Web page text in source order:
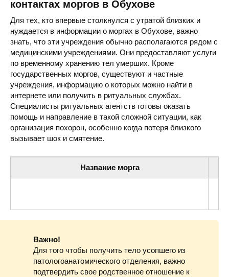
контактах моргов в Обухове
Для тех, кто впервые столкнулся с утратой близких и
нуждается в информации о моргах в Обухове, важно
знать, что эти учреждения обычно располагаются рядом с
медицинскими учреждениями. Они предоставляют услуги
по временному хранению тел умерших. Кроме
государственных моргов, существуют и частные
учреждения, информацию о которых можно найти в
интернете или получить в ритуальных службах.
Специалисты ритуальных агентств готовы оказать
помощь и направление в такой сложной ситуации, как
организация похорон, особенно когда потеря близкого
вызывает шок и смятение.
Название морга
Обуховская центральная районная больница (морг) ул.
Важно!
Для того чтобы получить тело усопшего из
патологоанатомического отделения, важно
подтвердить свое родственное отношение к